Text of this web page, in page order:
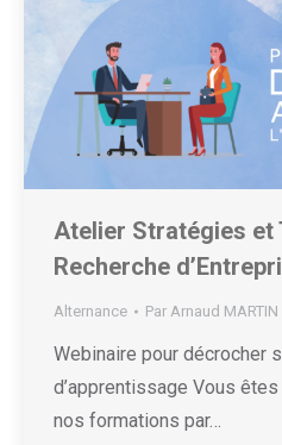
Atelier Stratégies et
Recherche
Alternance Par Arnaud MARTIN
Webinaire pour décrocher
d’apprentissage Vous êtes
nos formations par…